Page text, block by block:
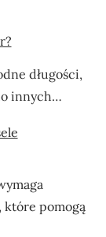
długości,
innych…
pomogą